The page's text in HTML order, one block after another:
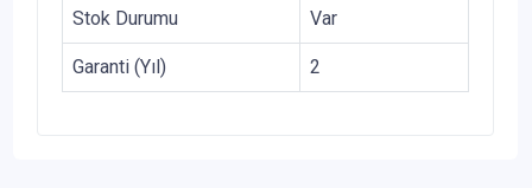
Stok Durumu Var
Garanti (Yıl) 2